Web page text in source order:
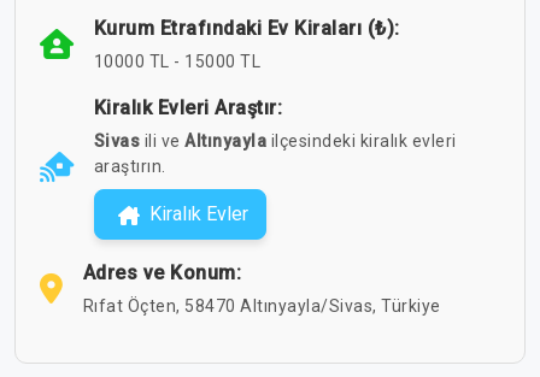
Kurum Etrafındaki Ev Kiraları (₺):
10000 TL - 15000 TL
Kiralık Evleri Araştır:
Sivas ili ve Altınyayla ilçesindeki kiralık evleri
araştırın.
Kiralık Evler
Adres ve Konum:
Rıfat Öçten, 58470 Altınyayla/Sivas, Türkiye